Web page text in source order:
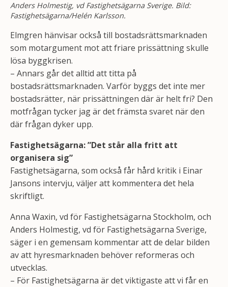
Anders Holmestig, vd Fastighetsägarna Sverige. Bild:
Fastighetsägarna/Helén Karlsson.
Elmgren hänvisar också till bostadsrättsmarknaden
som motargument mot att friare prissättning skulle
lösa byggkrisen.
– Annars går det alltid att titta på
bostadsrättsmarknaden. Varför byggs det inte mer
bostadsrätter, när prissättningen där är helt fri? Den
motfrågan tycker jag är det främsta svaret när den
där frågan dyker upp.
Fastighetsägarna: ”Det står alla fritt att
organisera sig”
Fastighetsägarna, som också får hård kritik i Einar
Jansons intervju, väljer att kommentera det hela
skriftligt.
Anna Waxin, vd för Fastighetsägarna Stockholm, och
Anders Holmestig, vd för Fastighetsägarna Sverige,
säger i en gemensam kommentar att de delar bilden
av att hyresmarknaden behöver reformeras och
utvecklas.
– För Fastighetsägarna är det viktigaste att vi får en